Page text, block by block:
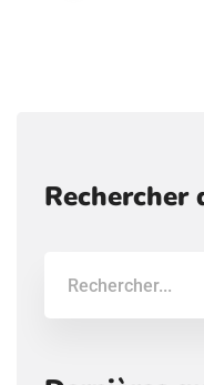
Rechercher